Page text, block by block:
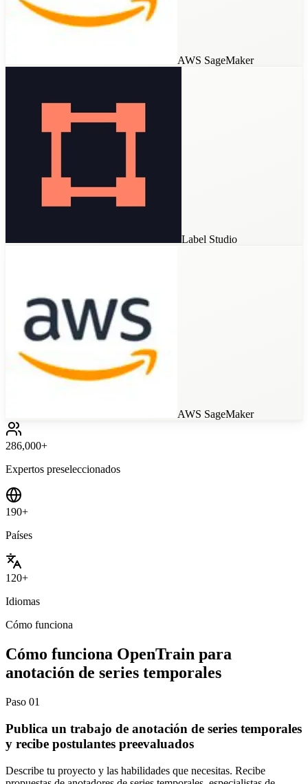
AWS SageMaker
Label Studio
AWS SageMaker
286,000+
Expertos preseleccionados
190+
Países
120+
Idiomas
Cómo funciona
Cómo funciona OpenTrain para
anotación de series temporales
Paso 01
Publica un trabajo de anotación de series temporales
y recibe postulantes preevaluados
Describe tu proyecto y las habilidades que necesitas. Recibe